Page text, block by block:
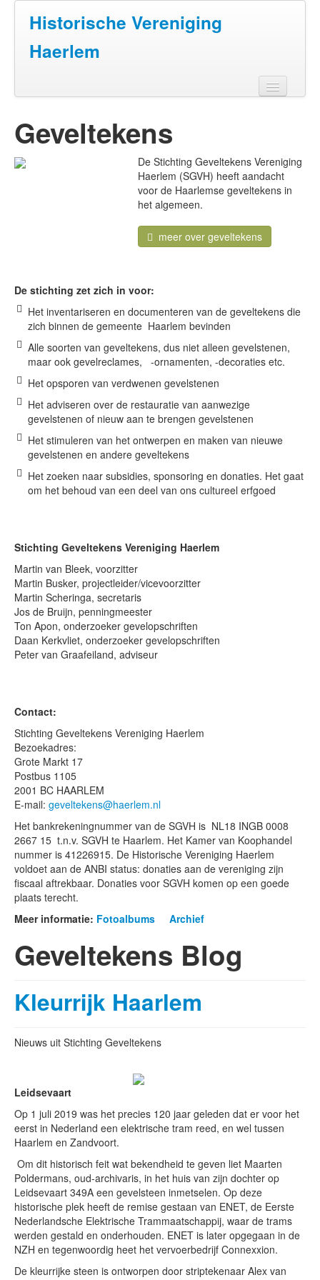
Historische Vereniging
Haerlem
Doen
Onthoud mij
Gebruikersnaam vergeten?
Wachtwoord vergeten?
Inloggen
Search
...
Geveltekens
De Stichting Geveltekens Vereniging
Haerlem (SGVH) heeft aandacht
voor de Haarlemse geveltekens in
het algemeen.
meer over geveltekens
De stichting zet zich in voor:
Het inventariseren en documenteren van de geveltekens die
zich binnen de gemeente Haarlem bevinden
Alle soorten van geveltekens, dus niet alleen gevelstenen,
maar ook gevelreclames, -ornamenten, -decoraties etc.
Het opsporen van verdwenen gevelstenen
Het adviseren over de restauratie van aanwezige
gevelstenen of nieuw aan te brengen gevelstenen
Het stimuleren van het ontwerpen en maken van nieuwe
gevelstenen en andere geveltekens
Het zoeken naar subsidies, sponsoring en donaties. Het gaat
om het behoud van een deel van ons cultureel erfgoed
Stichting Geveltekens Vereniging Haerlem
Martin van Bleek, voorzitter
Martin Busker, projectleider/vicevoorzitter
Martin Scheringa, secretaris
Jos de Bruijn, penningmeester
Ton Apon, onderzoeker gevelopschriften
Daan Kerkvliet, onderzoeker gevelopschriften
Peter van Graafeiland, adviseur
Contact:
Stichting Geveltekens Vereniging Haerlem
Bezoekadres:
Grote Markt 17
Postbus 1105
2001 BC HAARLEM
E-mail: geveltekens@haerlem.nl
Het bankrekeningnummer van de SGVH is NL18 INGB 0008
2667 15 t.n.v. SGVH te Haarlem. Het Kamer van Koophandel
nummer is 41226915. De Historische Vereniging Haerlem
voldoet aan de ANBI status: donaties aan de vereniging zijn
fiscaal aftrekbaar. Donaties voor SGVH komen op een goede
plaats terecht.
Meer informatie: Fotoalbums Archief
Geveltekens Blog
Kleurrijk Haarlem
Nieuws uit Stichting Geveltekens
Leidsevaart
Op 1 juli 2019 was het precies 120 jaar geleden dat er voor het
eerst in Nederland een elektrische tram reed, en wel tussen
Haarlem en Zandvoort.
Om dit historisch feit wat bekendheid te geven liet Maarten
Poldermans, oud-archivaris, in het huis van zijn dochter op
Leidsevaart 349A een gevelsteen inmetselen. Op deze
historische plek heeft de remise gestaan van ENET, de Eerste
Nederlandsche Elektrische Trammaatschappij, waar de trams
werden gestald en onderhouden. ENET is later opgegaan in de
NZH en tegenwoordig heet het vervoerbedrijf Connexxion.
De kleurrijke steen is ontworpen door striptekenaar Alex van